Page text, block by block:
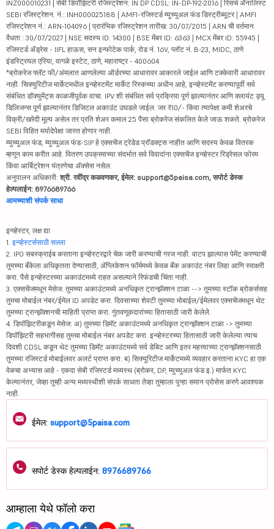
INZ000010231 | सेबी डिपॉझिटरी रजिस्ट्रेशन: IN DP CDSL: IN-DP-192-2016 | रिसर्च ॲनालिस्ट
SEBI रजिस्ट्रेशन. नं.: INH000025188 | AMFI-रजिस्टर्ड म्युच्युअल फंड डिस्ट्रीब्यूटर | AMFI
रजिस्ट्रेशन नं.: ARN-104096 | प्रारंभिक रजिस्ट्रेशन तारीख: 30/07/2015 | ARN ची वर्तमान
वैधता : 30/07/2027 | NSE सदस्य ID: 14300 | BSE मेंबर ID: 6363 | MCX मेंबर ID: 55945 |
रजिस्टर्ड ॲड्रेस - IIFL हाऊस, सन इन्फोटेक पार्क, रोड नं. 16V, प्लॉट नं. B-23, MIDC, ठाणे
इंडस्ट्रियल एरिया, वागळे इस्टेट, ठाणे, महाराष्ट्र - 400604
*ब्रोकरेज फ्लॅट फी/अंमलात आणलेल्या ऑर्डरच्या आधारावर आकारले जाईल आणि टक्केवारी आधारावर
नाही. सिक्युरिटीज मार्केटमधील इन्व्हेस्टमेंट मार्केट रिस्कच्या अधीन आहे, इन्व्हेस्टमेंट करण्यापूर्वी सर्व
संबंधित डॉक्युमेंट्स काळजीपूर्वक वाचा. IPV शी संबंधित सर्व प्रक्रिया पूर्ण झाल्यानंतर आणि क्लायंट ड्यू
डिलिजन्स पूर्ण झाल्यानंतर डिजिटल अकाउंट उघडले जाईल. जर ₹10/- किंवा त्यापेक्षा कमी शेअरचे
विक्री/खरेदी मूल्य असेल तर प्रति शेअर कमाल 25 पैसा ब्रोकरेज संकलित केले जाऊ शकते. ब्रोकरेज
SEBI विहित मर्यादेपेक्षा जास्त होणार नाही.
म्युच्युअल फंड, म्युच्युअल फंड-SIP हे एक्सचेंज ट्रेडेड प्रॉडक्ट्स नाहीत आणि सदस्य केवळ वितरक
म्हणून काम करीत आहे. वितरण उपक्रमाच्या संदर्भात सर्व विवादांना एक्सचेंज इन्व्हेस्टर रिड्रेसल फोरम
किंवा आर्बिट्रेशन यंत्रणेचा ॲक्सेस नसेल.
अनुपालन अधिकारी: श्री. रवींद्र कळवणकर, ईमेल: support@5paisa.com, सपोर्ट डेस्क
हेल्पलाईन: 8976689766
आमच्याशी संपर्क साधा
इन्व्हेस्टर, लक्ष द्या
1. इन्व्हेस्टर्ससाठी सल्ला
2. IPO सबस्क्राईब करताना इन्व्हेस्टरद्वारे चेक जारी करण्याची गरज नाही. वाटप झाल्यास पेमेंट करण्याची
तुमच्या बँकेला अधिकृतता देण्यासाठी, ॲप्लिकेशन फॉर्ममध्ये केवळ बँक अकाउंट नंबर लिहा आणि स्वाक्षरी
करा. पैसे इन्व्हेस्टरच्या अकाउंटमध्ये राहत असल्याने रिफंडची चिंता नाही.
3. एक्सचेंजमधून मेसेज: तुमच्या अकाउंटमध्ये अनधिकृत ट्रान्झॅक्शन टाळा --> तुमच्या स्टॉक ब्रोकर्ससह
तुमचा मोबाईल नंबर/ईमेल ID अपडेट करा. दिवसाच्या शेवटी तुमच्या मोबाईल/ईमेलवर एक्सचेंजमधून थेट
तुमच्या ट्रान्झॅक्शनची माहिती प्राप्त करा. गुंतवणूकदारांच्या हितासाठी जारी केलेले.
4. डिपॉझिटरीकडून मेसेज: अ) तुमच्या डिमॅट अकाउंटमध्ये अनधिकृत ट्रान्झॅक्शन टाळा -> तुमच्या
डिपॉझिटरी सहभागीसह तुमचा मोबाईल नंबर अपडेट करा. इन्व्हेस्टरच्या हितासाठी जारी केलेल्या त्याच
दिवशी CDSL कडून थेट तुमच्या डिमॅट अकाउंटमध्ये सर्व डेबिट आणि इतर महत्त्वाच्या ट्रान्झॅक्शनसाठी
तुमच्या रजिस्टर्ड मोबाईलवर अलर्ट प्राप्त करा. ब) सिक्युरिटीज मार्केटमध्ये व्यवहार करताना KYC हा एक
वेळचा अभ्यास आहे - एकदा सेबी रजिस्टर्ड मध्यस्थ (ब्रोकर, DP, म्युच्युअल फंड इ.) मार्फत KYC
केल्यानंतर, जेव्हा तुम्ही अन्य मध्यस्थीशी संपर्क साधता तेव्हा तुम्हाला पुन्हा समान प्रोसेस करणे आवश्यक
नाही.
ईमेल: support@5paisa.com
सपोर्ट डेस्क हेल्पलाईन: 8976689766
आम्हाला येथे फॉलो करा